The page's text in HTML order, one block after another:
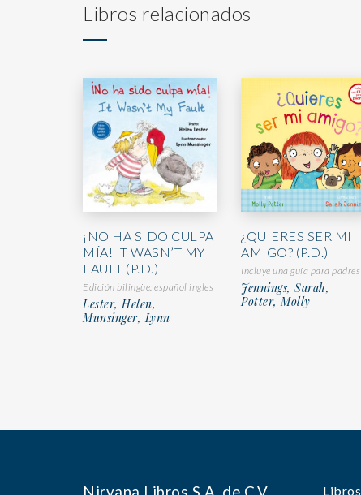
Libros relacionados
¡NO HA SIDO CULPA
MÍA! IT WASN’T MY
FAULT (P.D.)
Edición bilingüe: español ingles
Lester, Helen,
Munsinger, Lynn
¿QUIERES SER MI
AMIGO? (P.D.)
Incluye una guía para padres
Jennings, Sarah,
Potter, Molly
Libros